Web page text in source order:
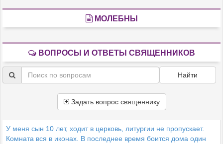
МОЛЕБНЫ
ВОПРОСЫ И ОТВЕТЫ СВЯЩЕННИКОВ
Найти
Задать вопрос священнику
У меня сын 10 лет, ходит в церковь, литургии не пропускает.
Комната вся в иконах. В последнее время боится дома один